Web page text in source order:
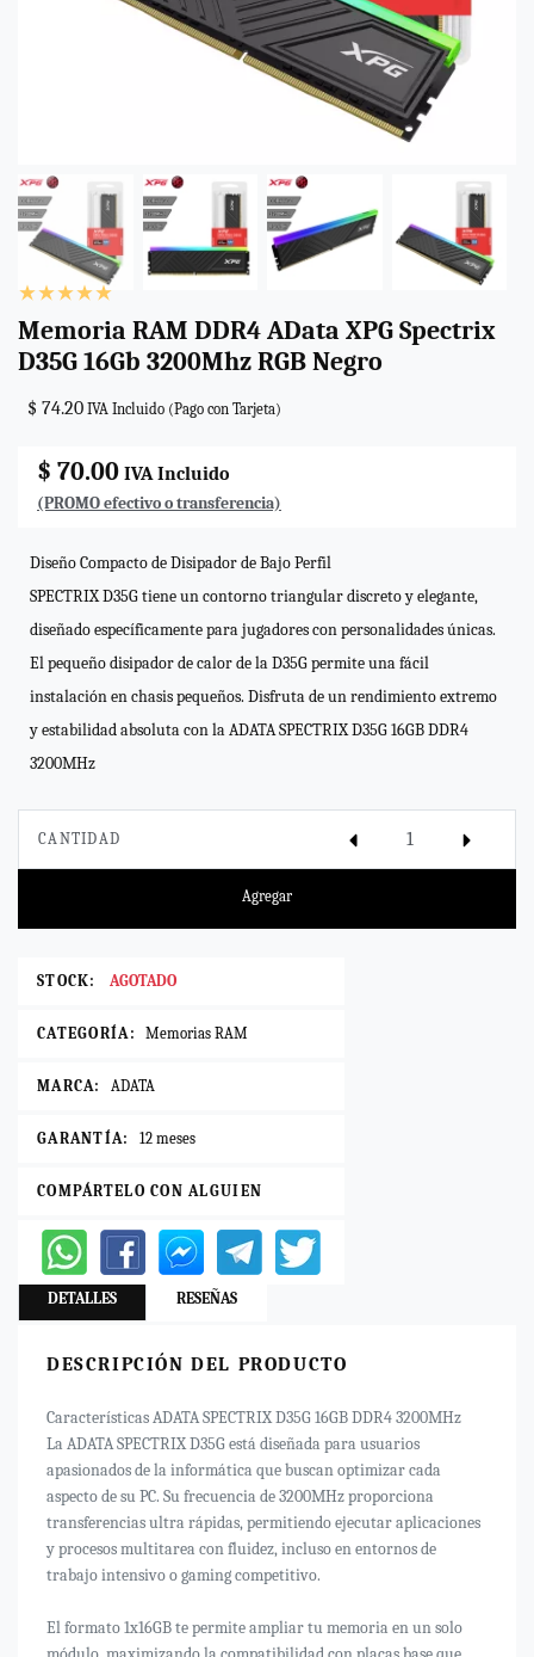
Memoria RAM DDR4 AData XPG Spectrix
D35G 16Gb 3200Mhz RGB Negro
$ 74.20 IVA Incluido (Pago con Tarjeta)
$ 70.00 IVA Incluido
(PROMO efectivo o transferencia)
Diseño Compacto de Disipador de Bajo Perfil
SPECTRIX D35G tiene un contorno triangular discreto y elegante,
diseñado específicamente para jugadores con personalidades únicas.
El pequeño disipador de calor de la D35G permite una fácil
instalación en chasis pequeños. Disfruta de un rendimiento extremo
y estabilidad absoluta con la ADATA SPECTRIX D35G 16GB DDR4
3200MHz
CANTIDAD
Agregar
STOCK: AGOTADO
CATEGORÍA: Memorias RAM
MARCA: ADATA
GARANTÍA: 12 meses
COMPÁRTELO CON ALGUIEN
DETALLES RESEÑAS
DESCRIPCIÓN DEL PRODUCTO
Características ADATA SPECTRIX D35G 16GB DDR4 3200MHz
La ADATA SPECTRIX D35G está diseñada para usuarios
apasionados de la informática que buscan optimizar cada
aspecto de su PC. Su frecuencia de 3200MHz proporciona
transferencias ultra rápidas, permitiendo ejecutar aplicaciones
y procesos multitarea con fluidez, incluso en entornos de
trabajo intensivo o gaming competitivo.
El formato 1x16GB te permite ampliar tu memoria en un solo